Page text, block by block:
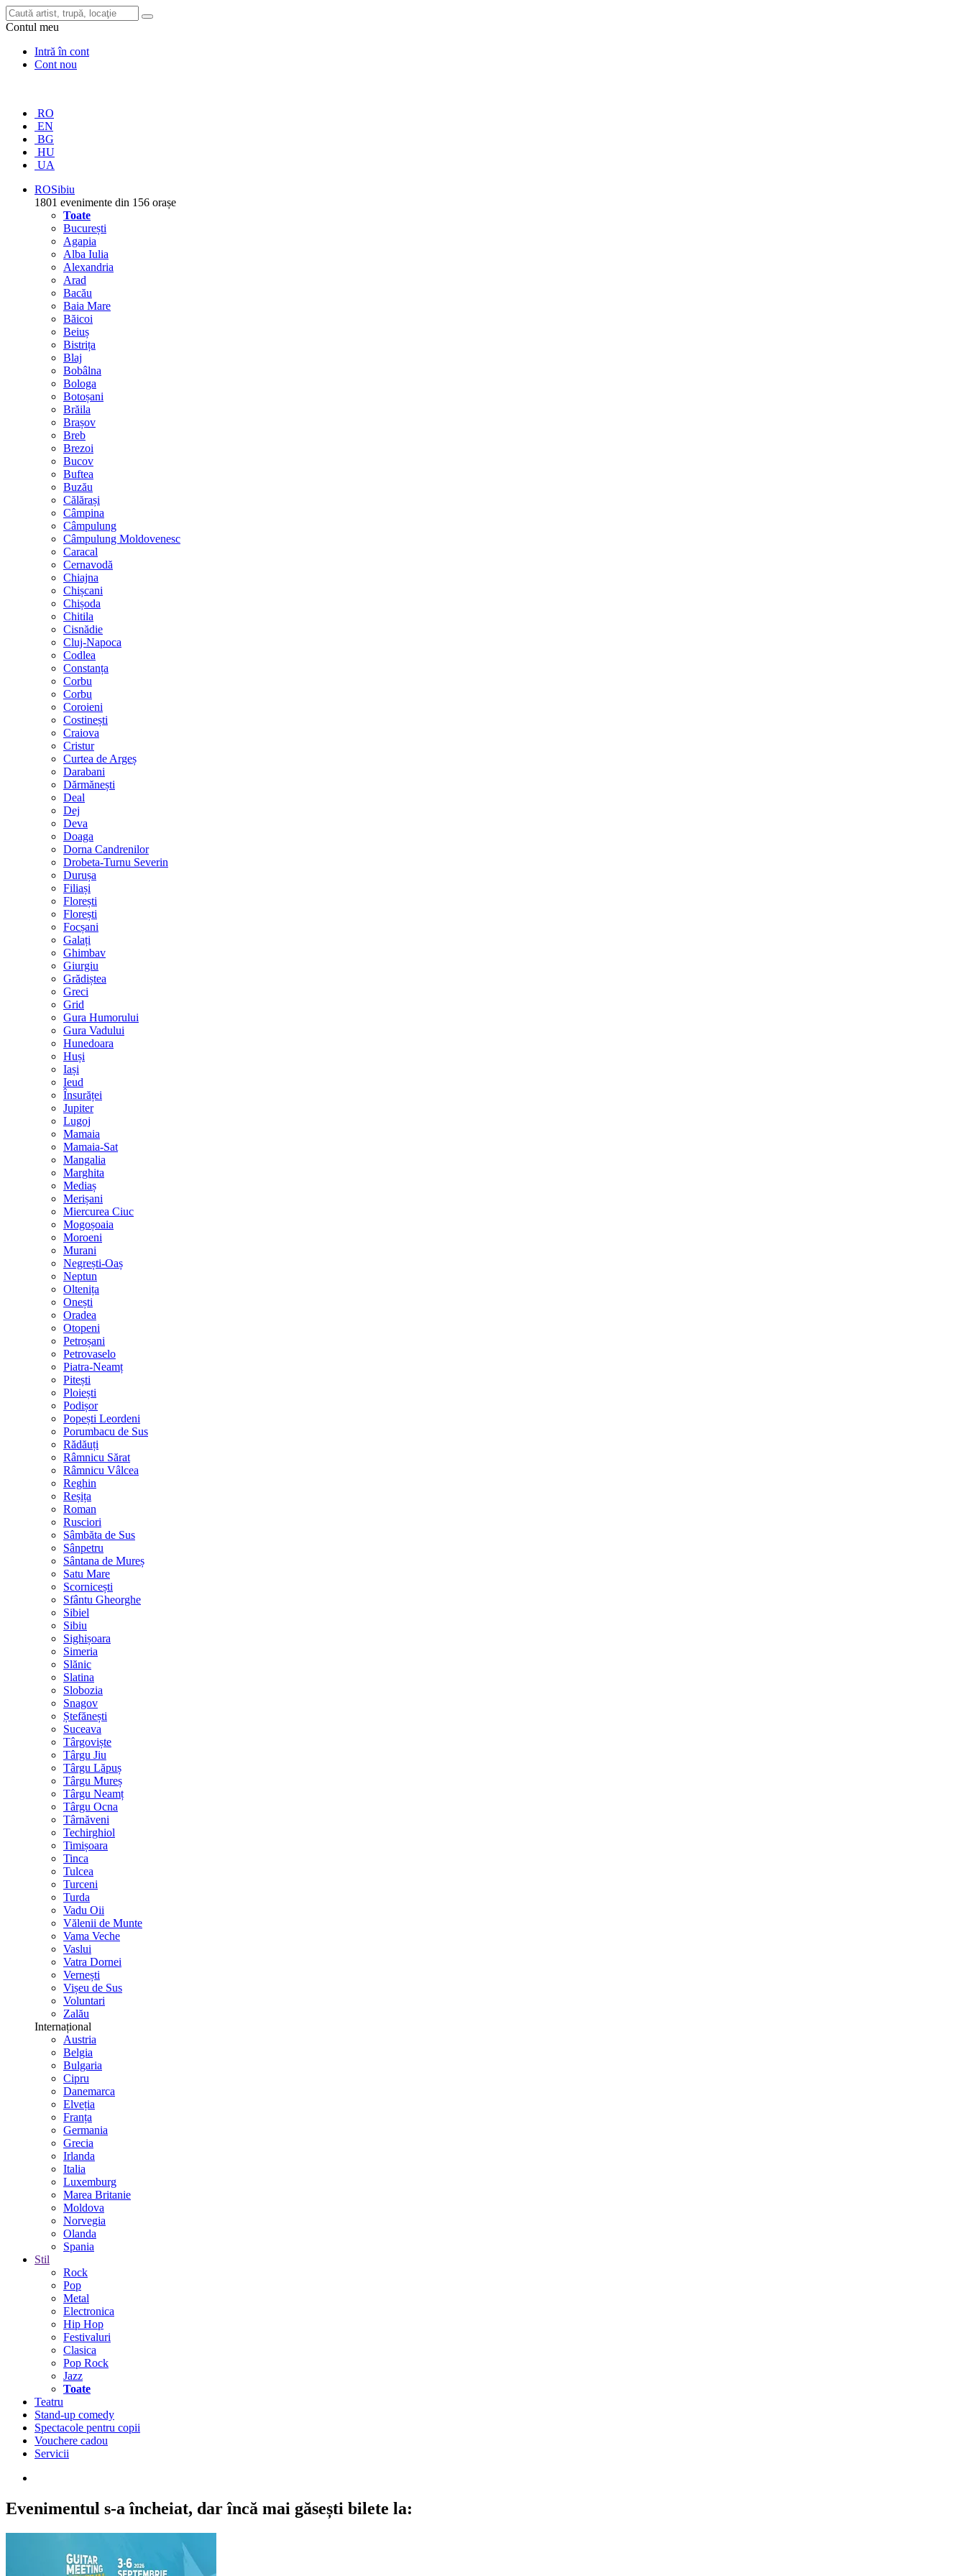
Contul meu
Intră în cont
Cont nou
RO
EN
BG
HU
UA
ROSibiu
1801 evenimente din 156 orașe
Toate
București
Agapia
Alba Iulia
Alexandria
Arad
Bacău
Baia Mare
Băicoi
Beiuș
Bistrița
Blaj
Bobâlna
Bologa
Botoșani
Brăila
Brașov
Breb
Brezoi
Bucov
Buftea
Buzău
Călărași
Câmpina
Câmpulung
Câmpulung Moldovenesc
Caracal
Cernavodă
Chiajna
Chișcani
Chișoda
Chitila
Cisnădie
Cluj-Napoca
Codlea
Constanța
Corbu
Corbu
Coroieni
Costinești
Craiova
Cristur
Curtea de Argeș
Darabani
Dărmănești
Deal
Dej
Deva
Doaga
Dorna Candrenilor
Drobeta-Turnu Severin
Durușa
Filiași
Florești
Florești
Focșani
Galați
Ghimbav
Giurgiu
Grădiștea
Greci
Grid
Gura Humorului
Gura Vadului
Hunedoara
Huși
Iași
Ieud
Însurăței
Jupiter
Lugoj
Mamaia
Mamaia-Sat
Mangalia
Marghita
Mediaș
Merișani
Miercurea Ciuc
Mogoșoaia
Moroeni
Murani
Negrești-Oaș
Neptun
Oltenița
Onești
Oradea
Otopeni
Petroșani
Petrovaselo
Piatra-Neamț
Pitești
Ploiești
Podișor
Popești Leordeni
Porumbacu de Sus
Rădăuți
Râmnicu Sărat
Râmnicu Vâlcea
Reghin
Reșița
Roman
Rusciori
Sâmbăta de Sus
Sânpetru
Sântana de Mureș
Satu Mare
Scornicești
Sfântu Gheorghe
Sibiel
Sibiu
Sighișoara
Simeria
Slănic
Slatina
Slobozia
Snagov
Ștefănești
Suceava
Târgoviște
Târgu Jiu
Târgu Lăpuș
Târgu Mureș
Târgu Neamț
Târgu Ocna
Târnăveni
Techirghiol
Timișoara
Tinca
Tulcea
Turceni
Turda
Vadu Oii
Vălenii de Munte
Vama Veche
Vaslui
Vatra Dornei
Vernești
Vișeu de Sus
Voluntari
Zalău
Internațional
Austria
Belgia
Bulgaria
Cipru
Danemarca
Elveția
Franța
Germania
Grecia
Irlanda
Italia
Luxemburg
Marea Britanie
Moldova
Norvegia
Olanda
Spania
Stil
Rock
Pop
Metal
Electronica
Hip Hop
Festivaluri
Clasica
Pop Rock
Jazz
Toate
Teatru
Stand-up comedy
Spectacole pentru copii
Vouchere cadou
Servicii
Evenimentul s-a încheiat, dar încă mai găsești bilete la: